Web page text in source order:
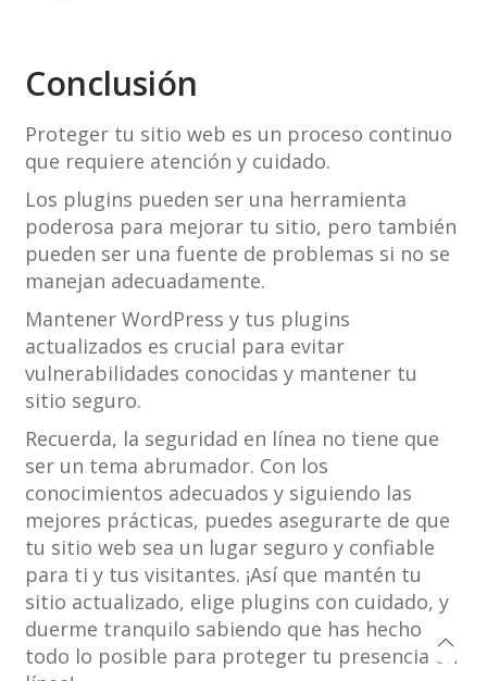
Conclusión
Proteger tu sitio web es un proceso continuo
que requiere atención y cuidado.
Los plugins pueden ser una herramienta
poderosa para mejorar tu sitio, pero también
pueden ser una fuente de problemas si no se
manejan adecuadamente.
Mantener WordPress y tus plugins
actualizados es crucial para evitar
vulnerabilidades conocidas y mantener tu
sitio seguro.
Recuerda, la seguridad en línea no tiene que
ser un tema abrumador. Con los
conocimientos adecuados y siguiendo las
mejores prácticas, puedes asegurarte de que
tu sitio web sea un lugar seguro y confiable
para ti y tus visitantes. ¡Así que mantén tu
sitio actualizado, elige plugins con cuidado, y
duerme tranquilo sabiendo que has hecho
todo lo posible para proteger tu presencia en